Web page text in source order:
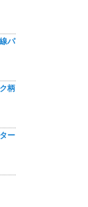
パ
柄
ー